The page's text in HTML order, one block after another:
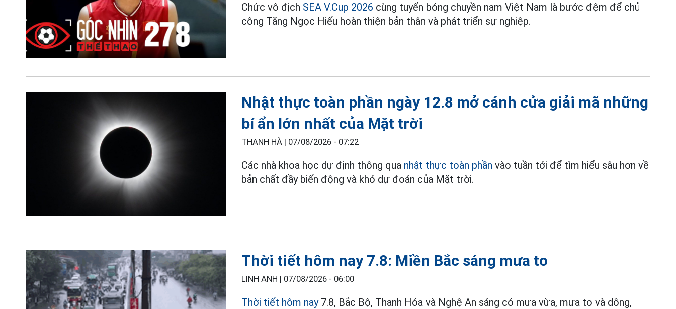
Chức vô địch SEA V.Cup 2026 cùng tuyển bóng chuyền nam Việt Nam là bước đệm để chủ
công Tăng Ngọc Hiếu hoàn thiện bản thân và phát triển sự nghiệp.
Nhật thực toàn phần ngày 12.8 mở cánh cửa giải mã những
bí ẩn lớn nhất của Mặt trời
THANH HÀ | 07/08/2026 - 07:22
Các nhà khoa học dự định thông qua nhật thực toàn phần vào tuần tới để tìm hiểu sâu hơn về
bản chất đầy biến động và khó dự đoán của Mặt trời.
Thời tiết hôm nay 7.8: Miền Bắc sáng mưa to
LINH ANH | 07/08/2026 - 06:00
Thời tiết hôm nay7.8, Bắc Bộ, Thanh Hóa và Nghệ An sáng có mưa vừa, mưa to và dông,